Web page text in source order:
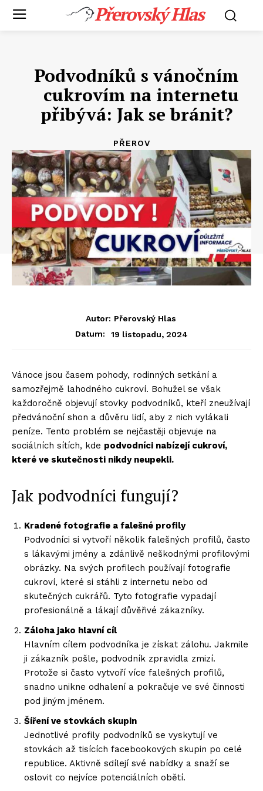
Přerovský Hlas
Podvodníků s vánočním
cukrovím na internetu
přibývá: Jak se bránit?
PŘEROV
Autor: Přerovský Hlas
Datum:
19 listopadu, 2024
Vánoce jsou časem pohody, rodinných setkání a
samozřejmě lahodného cukroví. Bohužel se však
každoročně objevují stovky podvodníků, kteří zneužívají
předvánoční shon a důvěru lidí, aby z nich vylákali
peníze. Tento problém se nejčastěji objevuje na
sociálních sítích, kde podvodníci nabízejí cukroví,
které ve skutečnosti nikdy neupekli.
Jak podvodníci fungují?
Kradené fotografie a falešné profily
Podvodníci si vytvoří několik falešných profilů, často
s lákavými jmény a zdánlivě neškodnými profilovými
obrázky. Na svých profilech používají fotografie
cukroví, které si stáhli z internetu nebo od
skutečných cukrářů. Tyto fotografie vypadají
profesionálně a lákají důvěřivé zákazníky.
Záloha jako hlavní cíl
Hlavním cílem podvodníka je získat zálohu. Jakmile
ji zákazník pošle, podvodník zpravidla zmizí.
Protože si často vytvoří více falešných profilů,
snadno unikne odhalení a pokračuje ve své činnosti
pod jiným jménem.
Šíření ve stovkách skupin
Jednotlivé profily podvodníků se vyskytují ve
stovkách až tisících facebookových skupin po celé
republice. Aktivně sdílejí své nabídky a snaží se
oslovit co nejvíce potenciálních obětí.